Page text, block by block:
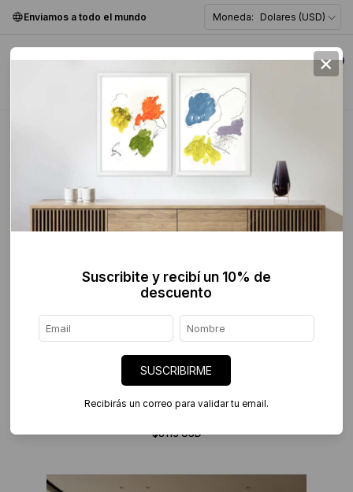
Enviamos a todo el mundo Moneda: Dolares (USD)
0
> Color
FILTER
ALFREDO DE STEFANO. 250 x 135 CM.
$8113 USD
×
Suscribite y recibí un 10% de
descuento
SUSCRIBIRME
Recibirás un correo para validar tu email.